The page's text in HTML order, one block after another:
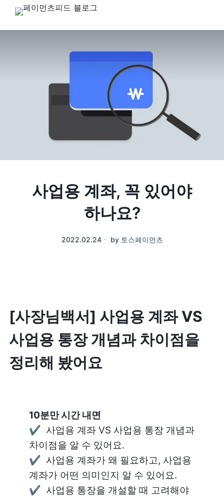
사업용 계좌, 꼭 있어야
하나요?
2022.02.24ㆍ by 토스페이먼츠
[사장님백서] 사업용 계좌 VS
사업용 통장 개념과 차이점을
정리해 봤어요
✔️  사업용 계좌 VS 사업용 통장 개념과
차이점을 알 수 있어요.
✔️  사업용 계좌가 왜 필요하고, 사업용
계좌가 어떤 의미인지 알 수 있어요.
✔️  사업용 통장을 개설할 때 고려해야